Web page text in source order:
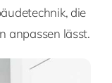
die
anpassen lässt.